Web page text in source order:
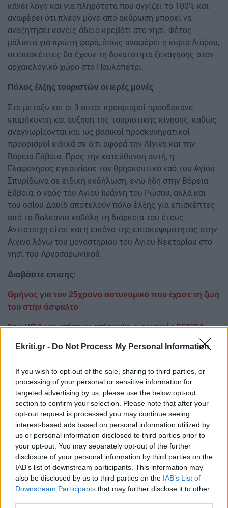
Ekriti.gr - Do Not Process My Personal Information
If you wish to opt-out of the sale, sharing to third parties, or
processing of your personal or sensitive information for
targeted advertising by us, please use the below opt-out
section to confirm your selection. Please note that after your
opt-out request is processed you may continue seeing
interest-based ads based on personal information utilized by
us or personal information disclosed to third parties prior to
your opt-out. You may separately opt-out of the further
disclosure of your personal information by third parties on the
IAB’s list of downstream participants. This information may
also be disclosed by us to third parties on the IAB’s List of
Downstream Participants that may further disclose it to other
κάνει λόγο και για πληρότητα που αγγίζει το 100% και
αναφέρει ότι πλέον μόνο από ακύρωση μπορεί να
αναζητήσει κανείς άδειο κρεβάτι στο νησί. Φέτος
μάλιστα για πρώτη φορά, όπως αναφέρει η κυρία Λιάρου,
οι επισκέπτες θα έχουν τη δυνατότητα ξενάγησης στον
αρχαιολογικό χώρο στο Παυλοπέτρι.
Πόλος έλξης τουριστών οι ιερές μονές
Στο μεταξύ και οι 3 αυτοί προορισμοί προσδοκάνε
επιμήκυνση και αύξηση της τουριστικής κίνησης, καθώς
αναγνωρίζονται και ως βασικοί προσκυνηματικοί
προορισμοί ειδικά σε ό,τι αφορά την Αίγινα και την
Βόρεια Εύβοια. Προς την κατεύθυνση αυτή, η
Ελαφονησος εγκαινίασε τον θρησκευτικό ναό του Αγίου
Σπυρίδωνα σε ειδική εκδήλωση, ενώ ήδη στην Βόρεια
Εύβοια, ο ναός του Αγίου Ιωάννη του Ρώσου, αλλά και
του οσίου Δαυίδ αποτελούν πόλο έλξης για επισκέπτες
από τα Βαλκάνια καθόλη τη διάρκεια του έτους.
Αντίστοιχη είναι και η εικόνα της επισκεψιμότητας στην
Αίγινα λόγω του μοναστηριού του Αγίου Νεκταρίου στο
νησί του Αργοσαρωνικού.
Διαβάστε επίσης:
Θρήνος για τον 25χρονο αστυνομικό που έχασε τη ζωή
του στην άσφαλτο
Στις ΗΠΑ για επίσημη επίσκεψη ο αρχηγός ΓΕΕΘΑ
ξυλοκόπησαν 37χρονο που προσπάθησε να τους
χωρίσει
Ακολουθήστε το ekriti.gr στοGoogle Newsκαι
μάθετε πρώτοι όλες τις ειδήσεις για την Κρήτη
και όχι μόνο.
Τουρισμός Πελοπόννησος
Βόρεια Εύβοια
Ελαφόνησος